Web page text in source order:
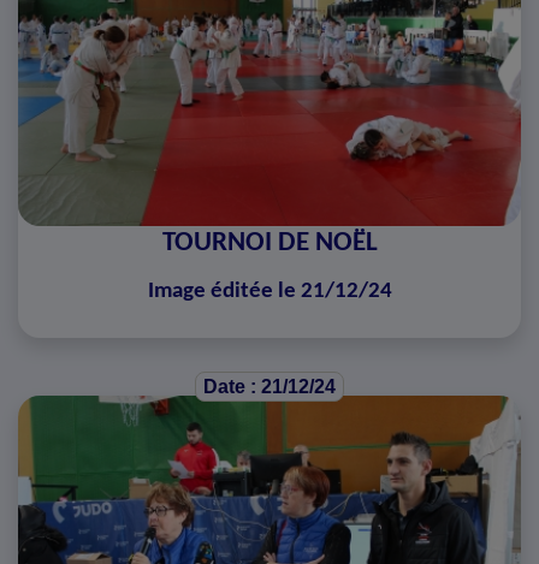
TOURNOI DE NOËL
Image éditée le 21/12/24
Date : 21/12/24